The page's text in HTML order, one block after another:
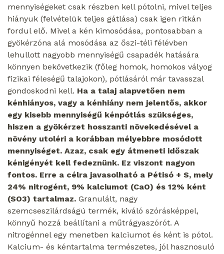
mennyiségeket csak részben kell pótolni, mivel teljes
hiányuk (felvételük teljes gátlása) csak igen ritkán
fordul elő. Mivel a kén kimosódása, pontosabban a
gyökérzóna alá mosódása az őszi-téli félévben
lehullott nagyobb mennyiségű csapadék hatására
könnyen bekövetkezik (főleg homok, homokos vályog
fizikai féleségű talajokon), pótlásáról már tavasszal
gondoskodni kell. Ha a talaj alapvetően nem
kénhiányos, vagy a kénhiány nem jelentős, akkor
egy kisebb mennyiségű kénpótlás szükséges,
hiszen a gyökérzet hosszanti növekedésével a
növény utoléri a korábban mélyebbre mosódott
mennyiséget. Azaz, csak egy átmeneti időszak
kénigényét kell fedeznünk. Ez viszont nagyon
fontos. Erre a célra javasolható a Pétisó + S, mely
24% nitrogént, 9% kalciumot (CaO) és 12% ként
(SO3) tartalmaz. Granulált, nagy
szemcseszilárdságú termék, kiváló szórásképpel,
könnyű hozzá beállítani a műtrágyaszórót. A
nitrogénnel egy menetben kalciumot és ként is pótol.
Kalcium- és kéntartalma természetes, jól hasznosuló